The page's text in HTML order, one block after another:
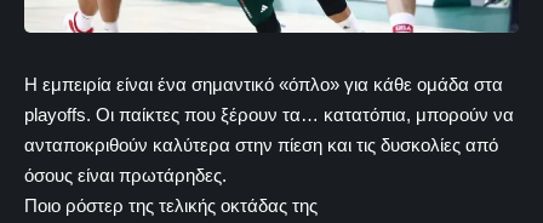
Η εμπειρία είναι ένα σημαντικό «όπλο» για κάθε ομάδα στα
playoffs. Οι παίκτες που ξέρουν τα… κατατόπια, μπορούν να
ανταποκριθούν καλύτερα στην πίεση και τις δυσκολίες από
όσους είναι πρωτάρηδες.
Ποιο ρόστερ της τελικής οκτάδας της